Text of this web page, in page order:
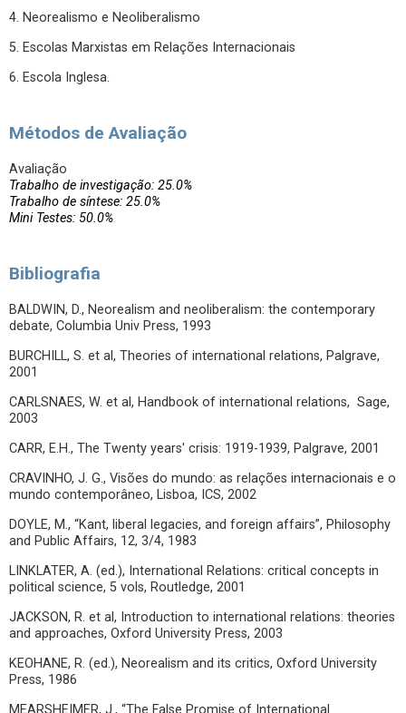
4. Neorealismo e Neoliberalismo
5. Escolas Marxistas em Relações Internacionais
6. Escola Inglesa.
Métodos de Avaliação
Avaliação
Trabalho de investigação: 25.0%
Trabalho de síntese: 25.0%
Mini Testes: 50.0%
Bibliografia
BALDWIN, D., Neorealism and neoliberalism: the contemporary
debate, Columbia Univ Press, 1993
BURCHILL, S. et al, Theories of international relations, Palgrave,
2001
CARLSNAES, W. et al, Handbook of international relations, Sage,
2003
CARR, E.H., The Twenty years' crisis: 1919-1939, Palgrave, 2001
CRAVINHO, J. G., Visões do mundo: as relações internacionais e o
mundo contemporâneo, Lisboa, ICS, 2002
DOYLE, M., “Kant, liberal legacies, and foreign affairs”, Philosophy
and Public Affairs, 12, 3/4, 1983
LINKLATER, A. (ed.), International Relations: critical concepts in
political science, 5 vols, Routledge, 2001
JACKSON, R. et al, Introduction to international relations: theories
and approaches, Oxford University Press, 2003
KEOHANE, R. (ed.), Neorealism and its critics, Oxford University
Press, 1986
MEARSHEIMER, J., “The False Promise of International